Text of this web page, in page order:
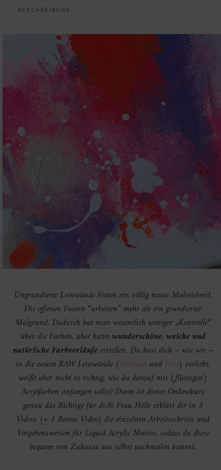
BESCHREIBUNG
Ungrundierte Leinwände bieten ein völlig neues Malerlebnis!
Die offenen Fasern “arbeiten” mehr als ein grundierter
Malgrund. Dadurch hat man wesentlich weniger „Kontrolle“
über die Farben, aber kann wunderschöne, weiche und
natürliche Farbverläufeerstellen. Du hast dich – wie wir –
in die neuen RAW Leinwände (Medium undFine) verliebt,
weißt aber nicht so richtig, wie du darauf mit (flüssigen)
Acrylfarben anfangen sollst? Dann ist dieser Onlinekurs
genau das Richtige für dich! Frau Hölle erklärt dir in 3
Videos (+ 1 Bonus Video) die einzelnen Arbeitsschritte und
Vorgehensweisen für Liquid Acrylic Motive, sodass du diese
bequem von Zuhause aus selbst nachmalen kannst.